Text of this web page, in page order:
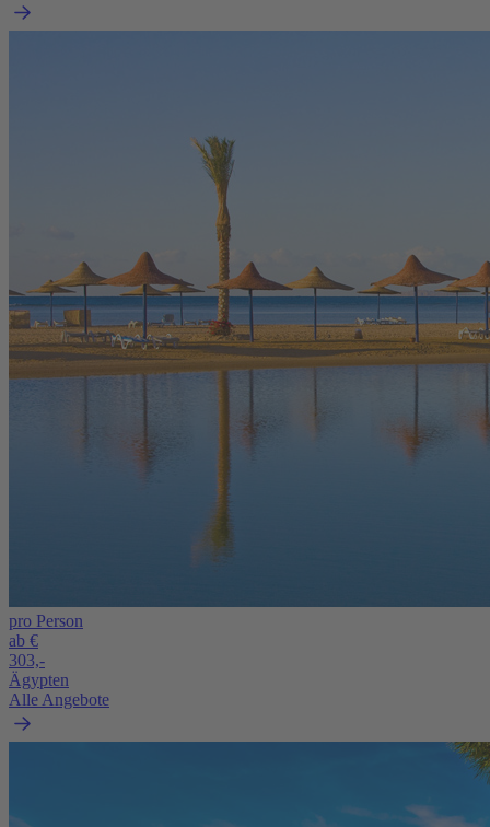
pro Person
ab €
303,-
Ägypten
Alle Angebote